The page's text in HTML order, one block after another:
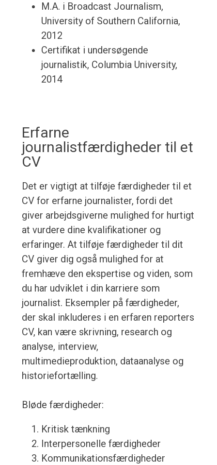
M.A. i Broadcast Journalism,
University of Southern California,
2012
Certifikat i undersøgende
journalistik, Columbia University,
2014
Erfarne
journalistfærdigheder til et
CV
Det er vigtigt at tilføje færdigheder til et
CV for erfarne journalister, fordi det
giver arbejdsgiverne mulighed for hurtigt
at vurdere dine kvalifikationer og
erfaringer. At tilføje færdigheder til dit
CV giver dig også mulighed for at
fremhæve den ekspertise og viden, som
du har udviklet i din karriere som
journalist. Eksempler på færdigheder,
der skal inkluderes i en erfaren reporters
CV, kan være skrivning, research og
analyse, interview,
multimedieproduktion, dataanalyse og
historiefortælling.
Bløde færdigheder:
Kritisk tænkning
Interpersonelle færdigheder
Kommunikationsfærdigheder